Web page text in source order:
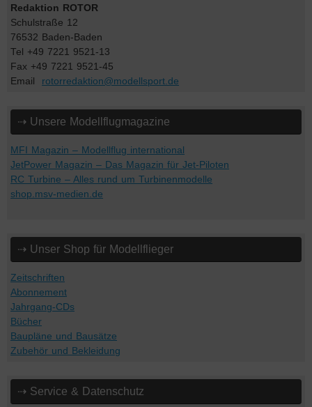
Redaktion ROTOR
Schulstraße 12
76532 Baden-Baden
Tel +49 7221 9521-13
Fax +49 7221 9521-45
Email rotorredaktion@modellsport.de
⇢ Unsere Modellflugmagazine
MFI Magazin – Modellflug international
JetPower Magazin – Das Magazin für Jet-Piloten
RC Turbine – Alles rund um Turbinenmodelle
shop.msv-medien.de
⇢ Unser Shop für Modellflieger
Zeitschriften
Abonnement
Jahrgang-CDs
Bücher
Baupläne und Bausätze
Zubehör und Bekleidung
⇢ Service & Datenschutz